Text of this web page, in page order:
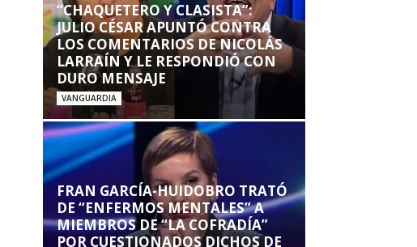
“CHAQUETERO Y CLASISTA”:
JULIO CÉSAR APUNTÓ CONTRA
LOS COMENTARIOS DE NICOLÁS
LARRAÍN Y LE RESPONDIÓ CON
DURO MENSAJE
VANGUARDIA
FRAN GARCÍA-HUIDOBRO TRATÓ
DE “ENFERMOS MENTALES” A
MIEMBROS DE “LA COFRADÍA”
POR CUESTIONADOS DICHOS DE